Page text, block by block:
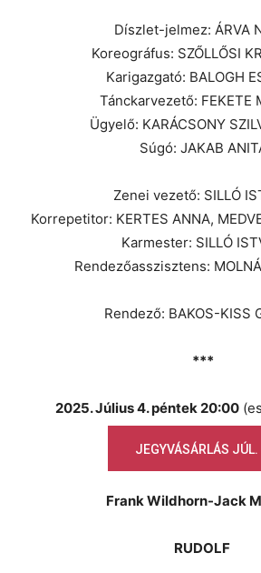
Díszlet-jelmez: ÁRVA
Koreográfus: SZŐLLŐSI
Karigazgató: BALOGH
Tánckarvezető: FEKETE
Ügyelő: KARÁCSONY
Súgó: JAKAB
Zenei vezető: SILLÓ
Korrepetitor: KERTES ANNA,
Karmester: SILLÓ
Rendezőasszisztens:
Rendező: BAKOS-KISS
***
2025. Július 4. péntek 20:00
JEGYVÁSÁRLÁS JÚL.
Frank Wildhorn-Jack
RUDOLF